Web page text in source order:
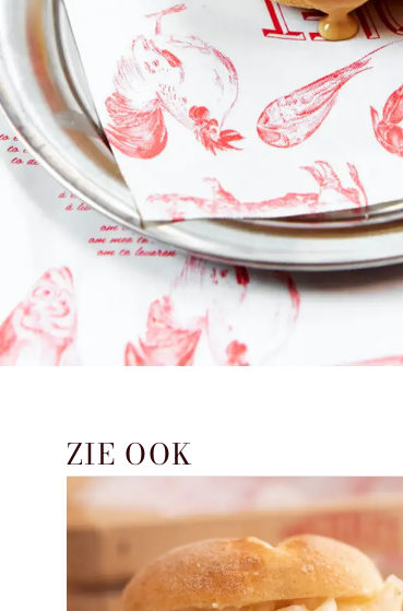
ZIE OOK